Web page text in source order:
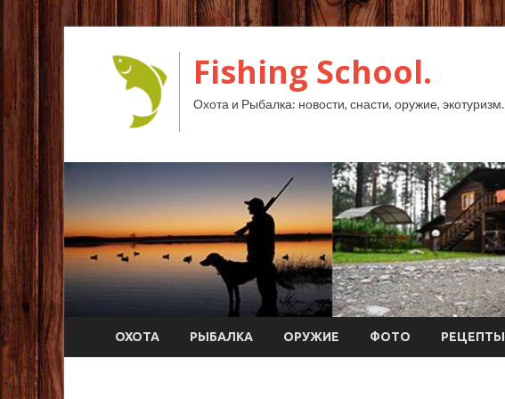
Fishing School.
Охота и Рыбалка: новости, снасти, оружие, экотуризм.
ОХОТА РЫБАЛКА ОРУЖИЕ ФОТО РЕЦЕПТЫ